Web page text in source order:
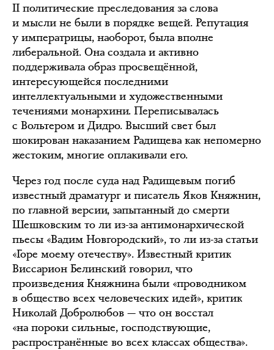
II политические преследования за слова
и мысли не были в порядке вещей. Репутация
у императрицы, наоборот, была вполне
либеральной. Она создала и активно
поддерживала образ просвещённой,
интересующейся последними
интеллектуальными и художественными
течениями монархини. Переписывалась
с Вольтером и Дидро. Высший свет был
шокирован наказанием Радищева как непомерно
жестоким, многие оплакивали его.
Через год после суда над Радищевым погиб
известный драматург и писатель Яков Княжнин,
по главной версии, запытанный до смерти
Шешковским то ли из-за антимонархической
пьесы «Вадим Новгородский», то ли из-за статьи
«Горе моему отечеству». Известный критик
Виссарион Белинский говорил, что
произведения Княжнина были «проводником
в общество всех человеческих идей», критик
Николай Добролюбов — что он восстал
«на пороки сильные, господствующие,
распространённые во всех классах общества».